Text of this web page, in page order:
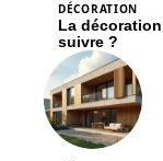
DÉCORATION
La
suivre ?